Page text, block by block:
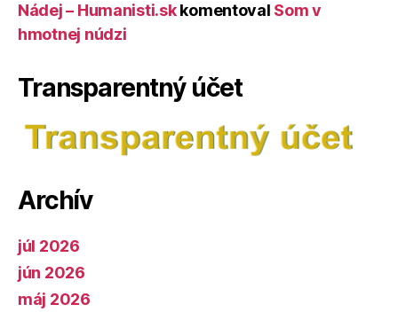
Nádej – Humanisti.skkomentoval Som v
hmotnej núdzi
Transparentný účet
Archív
júl 2026
jún 2026
máj 2026